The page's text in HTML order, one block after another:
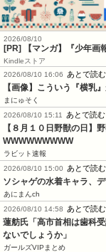
2026/08/10
[PR] 【マンガ】『少年画
Kindleストア
2026/08/10 16:06
あとで読む
【画像】こういう『横乳
まにゅそく
2026/08/10 15:11
あとで読む
【８月１０日野獣の日】
WWWWWWWWW
ラビット速報
2026/08/10 15:00
あとで読む
ソシャゲの水着キャラ、
あにまんch
2026/08/10 14:58
あとで読む
蓮舫氏「高市首相は歯科
ないでしょうか」
ガールズVIPまとめ